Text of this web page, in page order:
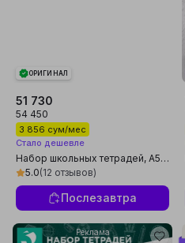
ОРИГИНАЛ
51 730
54 450
3 856 сум/мес
Стало дешевле
Набор школьных тетрадей, A5,
12–18 листов, 90 г/м², плотная
обложка, 10 штук, Россия
5.0(12 отзывов)
Послезавтра
Реклама